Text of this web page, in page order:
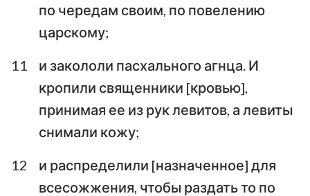
по чередам своим, по повелению
царскому;
11
и закололи пасхального агнца. И
кропили священники [кровью],
принимая ее из рук левитов, а левиты
снимали кожу;
12
и распределили [назначенное] для
всесожжения, чтобы раздать то по